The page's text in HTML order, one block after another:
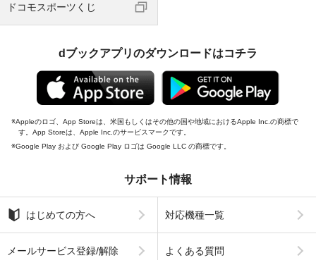
ドコモスポーツくじ
dブックアプリのダウンロードはコチラ
Appleのロゴ、App Storeは、米国もしくはその他の国や地域におけるApple Inc.の商標で
す。App Storeは、Apple Inc.のサービスマークです。
Google Play および Google Play ロゴは Google LLC の商標です。
サポート情報
はじめての方へ 対応機種一覧
メールサービス登録/解除 よくある質問